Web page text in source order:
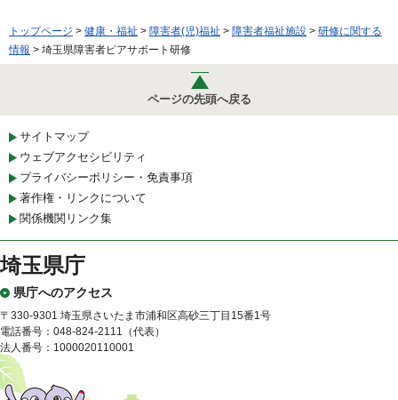
トップページ > 健康・福祉 > 障害者(児)福祉 > 障害者福祉施設 > 研修に関する
情報 > 埼玉県障害者ピアサポート研修
ページの先頭へ戻る
サイトマップ
ウェブアクセシビリティ
プライバシーポリシー・免責事項
著作権・リンクについて
関係機関リンク集
埼玉県庁
県庁へのアクセス
〒330-9301 埼玉県さいたま市浦和区高砂三丁目15番1号
電話番号：048-824-2111（代表）
法人番号：1000020110001